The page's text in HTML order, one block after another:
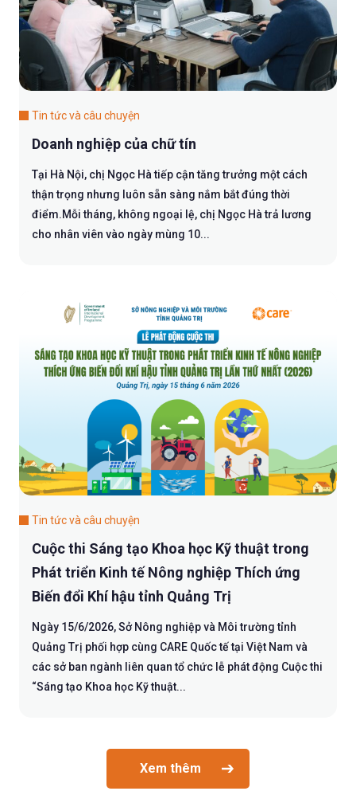
Tin tức và câu chuyện
Doanh nghiệp của chữ tín
Tại Hà Nội, chị Ngọc Hà tiếp cận tăng trưởng một cách
thận trọng nhưng luôn sẵn sàng nắm bắt đúng thời
điểm.Mỗi tháng, không ngoại lệ, chị Ngọc Hà trả lương
cho nhân viên vào ngày mùng 10...
Tin tức và câu chuyện
Cuộc thi Sáng tạo Khoa học Kỹ thuật trong
Phát triển Kinh tế Nông nghiệp Thích ứng
Biến đổi Khí hậu tỉnh Quảng Trị
Ngày 15/6/2026, Sở Nông nghiệp và Môi trường tỉnh
Quảng Trị phối hợp cùng CARE Quốc tế tại Việt Nam và
các sở ban ngành liên quan tổ chức lễ phát động Cuộc thi
“Sáng tạo Khoa học Kỹ thuật...
Xem thêm